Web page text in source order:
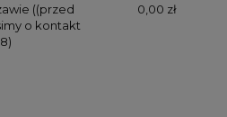
((przed
o kontakt
0,00 zł